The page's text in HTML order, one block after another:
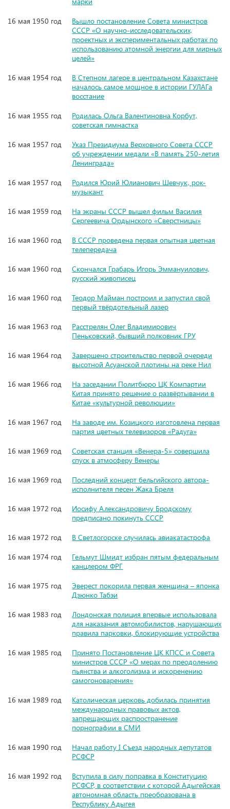
16 мая 1950 год
Вышло постановление Совета министров
СССР «О научно-исследовательских,
проектных и экспериментальных работах по
использованию атомной энергии для мирных
целей»
16 мая 1954 год
В Степном лагере в центральном Казахстане
началось самое мощное в истории ГУЛАГа
восстание
16 мая 1955 год
Родилась Ольга Валентиновна Корбут,
советская гимнастка
16 мая 1957 год
Указ Президиума Верховного Совета СССР
об учреждении медали «В память 250-летия
Ленинграда»
16 мая 1957 год
Родился Юрий Юлианович Шевчук, рок-
музыкант
16 мая 1959 год
На экраны СССР вышел фильм Василия
Сергеевича Ордынского «Сверстницы»
16 мая 1960 год
В СССР проведена первая опытная цветная
телепередача
16 мая 1960 год
Скончался Грабарь Игорь Эммануилович,
русский живописец
16 мая 1960 год
Теодор Майман построил и запустил свой
первый твёрдотельный лазер
16 мая 1963 год
Расстрелян Олег Владимирович
Пеньковский, бывший полковник ГРУ
16 мая 1964 год
Завершено строительство первой очереди
высотной Асуанской плотины на реке Нил
16 мая 1966 год
На заседании Политбюро ЦК Компартии
Китая принято решение о развёртывании в
Китае «культурной революции»
16 мая 1967 год
На заводе им. Козицкого изготовлена первая
партия цветных телевизоров «Радуга»
16 мая 1969 год
Советская станция «Венера-5» совершила
спуск в атмосферу Венеры
16 мая 1969 год
Последний концерт бельгийского автора-
исполнителя песен Жака Бреля
16 мая 1972 год
Иосифу Александровичу Бродскому
предписано покинуть СССР
16 мая 1972 год
В Светлогорске случилась авиакатастрофа
16 мая 1974 год
Гельмут Шмидт избран пятым федеральным
канцлером ФРГ
16 мая 1975 год
Эверест покорила первая женщина – японка
Дзюнко Табэи
16 мая 1983 год
Лондонская полиция впервые использовала
для наказания автомобилистов, нарушающих
правила парковки, блокирующие устройства
16 мая 1985 год
Принято Постановление ЦК КПСС и Совета
министров СССР «О мерах по преодолению
пьянства и алкоголизма и искоренению
самогоноварения»
16 мая 1989 год
Католическая церковь добилась принятия
международных правовых актов,
запрещающих распространение
порнографии в СМИ
16 мая 1990 год
Начал работу I Съезд народных депутатов
РСФСР
16 мая 1992 год
Вступила в силу поправка в Конституцию
РСФСР, в соответствии с которой Адыгейская
автономная область преобразована в
Республику Адыгея